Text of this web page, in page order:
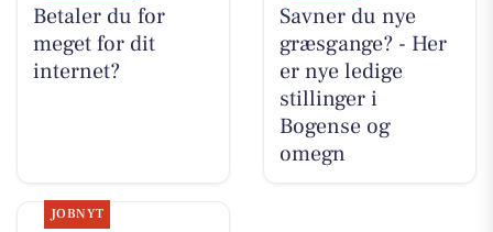
Betaler du for
meget for dit
internet?
Savner du nye
græsgange? - Her
er nye ledige
stillinger i
Bogense og
omegn
JOBNYT